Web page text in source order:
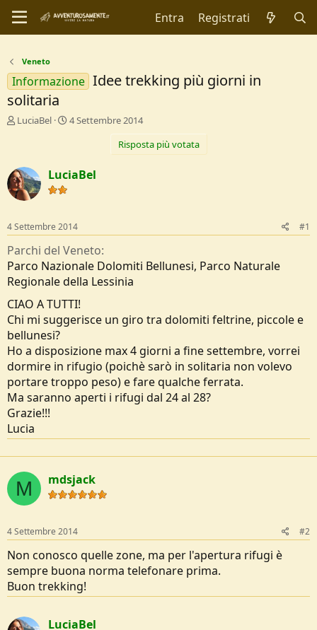
Entra Registrati
Veneto
Informazione Idee trekking più giorni in
solitaria
C
t
o
r
D
i
s
u
s
s
i
o
n
e
LuciaBel
D
d
i
i
z
i
4 Settembre 2014
Risposta più votata
LuciaBel
4 Settembre 2014 #1
Parchi del Veneto
Parco Nazionale Dolomiti Bellunesi Parco Naturale
Regionale della Lessinia
CIAO A TUTTI!
Chi mi suggerisce un giro tra dolomiti feltrine, piccole e
bellunesi?
Ho a disposizione max 4 giorni a fine settembre, vorrei
dormire in rifugio (poichè sarò in solitaria non volevo
portare troppo peso) e fare qualche ferrata.
Ma saranno aperti i rifugi dal 24 al 28?
Grazie!!!
Lucia
M mdsjack
4 Settembre 2014 #2
Non conosco quelle zone, ma per l'apertura rifugi è
sempre buona norma telefonare prima.
Buon trekking!
LuciaBel